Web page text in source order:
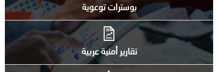
بوسترات توعوية